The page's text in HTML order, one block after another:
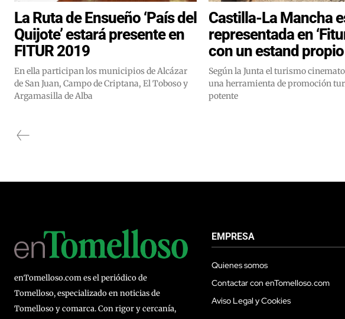
La Ruta de Ensueño ‘País del
Quijote’ estará presente en
FITUR 2019
En ella participan los municipios de Alcázar
de San Juan, Campo de Criptana, El Toboso y
Argamasilla de Alba
Castilla-La Mancha
representada en
con un estand propio
Según la Junta el turismo
una herramienta de promoción
potente
enTomelloso.com es el periódico de
Tomelloso, especializado en noticias de
Tomelloso y comarca. Con rigor y cercanía,
EMPRESA
Quienes somos
Contactar con enTomelloso.com
Aviso Legal y Cookies